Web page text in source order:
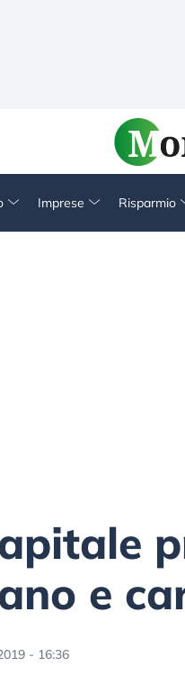
Imprese Risparmio
e
- 16:36